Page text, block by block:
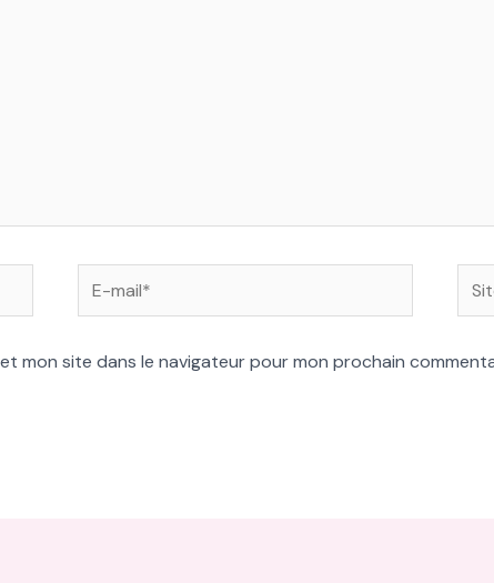
E-
mail*
Site
mon site dans le navigateur pour mon prochain